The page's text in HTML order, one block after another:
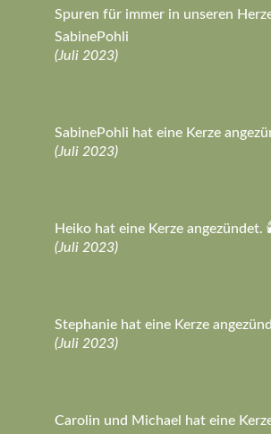
Spuren für immer in unseren
SabinePohli
(Juli 2023)
SabinePohli hat eine Kerze
(Juli 2023)
Heiko hat eine Kerze angezündet.
(Juli 2023)
Stephanie hat eine Kerze
(Juli 2023)
Carolin und Michael hat eine